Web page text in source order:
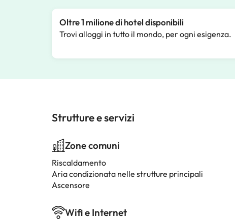
Oltre 1 milione di hotel disponibili
Trovi alloggi in tutto il mondo, per ogni esigenza.
Strutture e servizi
Zone comuni
Riscaldamento
Aria condizionata nelle strutture principali
Ascensore
Wifi e Internet